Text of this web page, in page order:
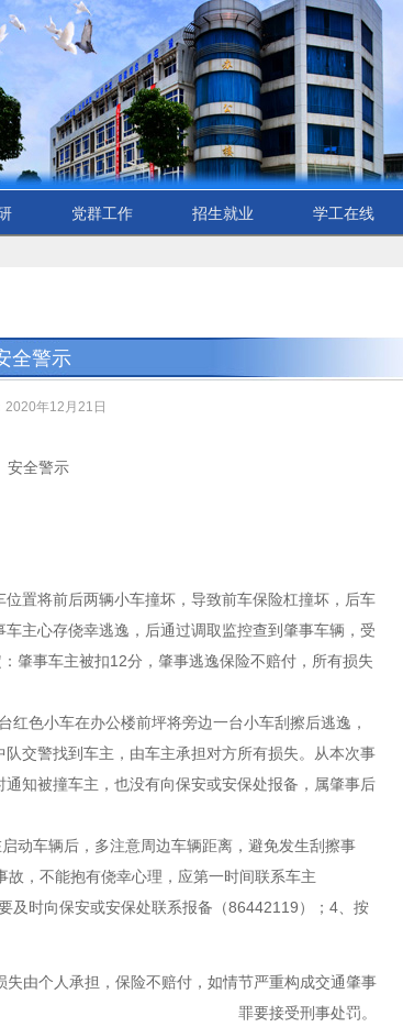
党群工作 招生就业 学工在线
全警示
2020年12月21日
安全警示
置将前后两辆小车撞坏，导致前车保险杠撞坏，后车
主心存侥幸逃逸，后通过调取监控查到肇事车辆，受
肇事车主被扣12分，肇事逃逸保险不赔付，所有损失
色小车在办公楼前坪将旁边一台小车刮擦后逃逸，
交警找到车主，由车主承担对方所有损失。从本次事
知被撞车主，也没有向保安或安保处报备，属肇事后
动车辆后，多注意周边车辆距离，避免发生刮擦事
，不能抱有侥幸心理，应第一时间联系车主
及时向保安或安保处联系报备（86442119）；4、按
由个人承担，保险不赔付，如情节严重构成交通肇事
罪要接受刑事处罚。